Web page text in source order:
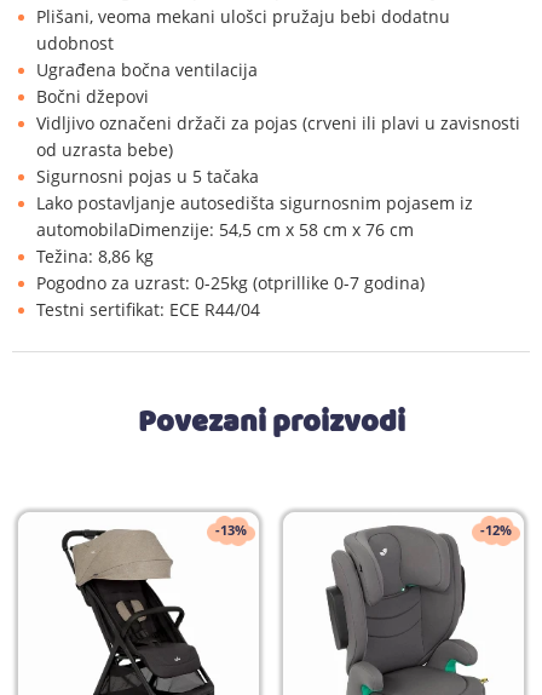
Plišani, veoma mekani ulošci pružaju bebi dodatnu
udobnost
Ugrađena bočna ventilacija
Bočni džepovi
Vidljivo označeni držači za pojas (crveni ili plavi u zavisnosti
od uzrasta bebe)
Sigurnosni pojas u 5 tačaka
Lako postavljanje autosedišta sigurnosnim pojasem iz
automobilaDimenzije: 54,5 cm x 58 cm x 76 cm
Težina: 8,86 kg
Pogodno za uzrast: 0-25kg (otprillike 0-7 godina)
Testni sertifikat: ECE R44/04
Povezani proizvodi
-13% -12%